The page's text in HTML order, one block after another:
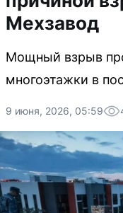
Мехзавод
Мощный взрыв
многоэтажки в
9 июня, 2026, 05:59